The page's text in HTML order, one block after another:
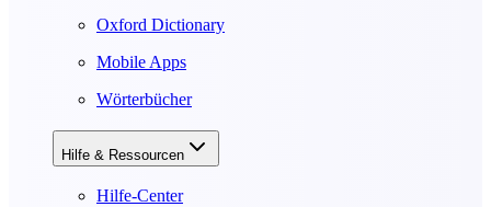
Oxford Dictionary
Mobile Apps
Wörterbücher
Hilfe & Ressourcen
Hilfe-Center